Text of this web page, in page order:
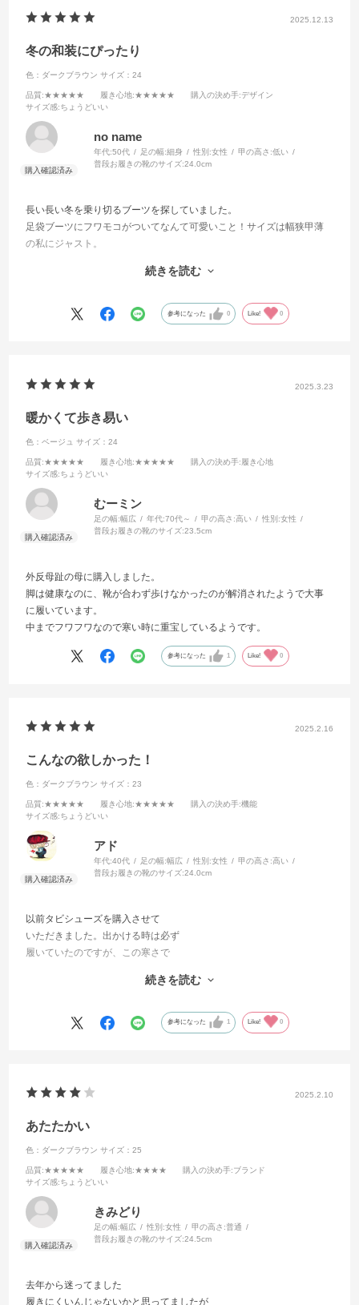
2025.12.13
冬の和装にぴったり
色：ダークブラウン サイズ：24
品質:★★★★★ 履き心地:★★★★★ 購入の決め手:デザイン
サイズ感:ちょうどいい
no name
年代:50代 足の幅:細身 性別:女性 甲の高さ:低い
普段お履きの靴のサイズ:24.0cm
長い長い冬を乗り切るブーツを探していました。
足袋ブーツにフワモコがついてなんて可愛いこと！サイズは幅狭甲薄
の私にジャスト。
続きを読む
参考になった 0 Like! 0
2025.3.23
暖かくて歩き易い
色：ベージュ サイズ：24
品質:★★★★★ 履き心地:★★★★★ 購入の決め手:履き心地
サイズ感:ちょうどいい
むーミン
足の幅:幅広 年代:70代～ 甲の高さ:高い 性別:女性
普段お履きの靴のサイズ:23.5cm
外反母趾の母に購入しました。
脚は健康なのに、靴が合わず歩けなかったのが解消されたようで大事
に履いています。
中までフワフワなので寒い時に重宝しているようです。
参考になった 1 Like! 0
2025.2.16
こんなの欲しかった！
色：ダークブラウン サイズ：23
品質:★★★★★ 履き心地:★★★★★ 購入の決め手:機能
サイズ感:ちょうどいい
アド
年代:40代 足の幅:幅広 性別:女性 甲の高さ:高い
普段お履きの靴のサイズ:24.0cm
以前タビシューズを購入させて
いただきました。出かける時は必ず
履いていたのですが、この寒さで
私は普段24センチをはいていますが、
以前店員の方にみてもらった時に
今回も23センチを購入させていただきましたが、
底があるぶん大きめのほうが良かったのかも
履いていたら違和感ないです。
ブーツなのでとってもあたたかいのが
嬉しいです！今の時期に沢山履きたいと
思います。
ありがとうございました。
続きを読む
参考になった 1 Like! 0
2025.2.10
あたたかい
色：ダークブラウン サイズ：25
品質:★★★★★ 履き心地:★★★★ 購入の決め手:ブランド
サイズ感:ちょうどいい
きみどり
足の幅:幅広 性別:女性 甲の高さ:普通
普段お履きの靴のサイズ:24.5cm
去年から迷ってました
履きにくいんじゃないかと思ってましたが